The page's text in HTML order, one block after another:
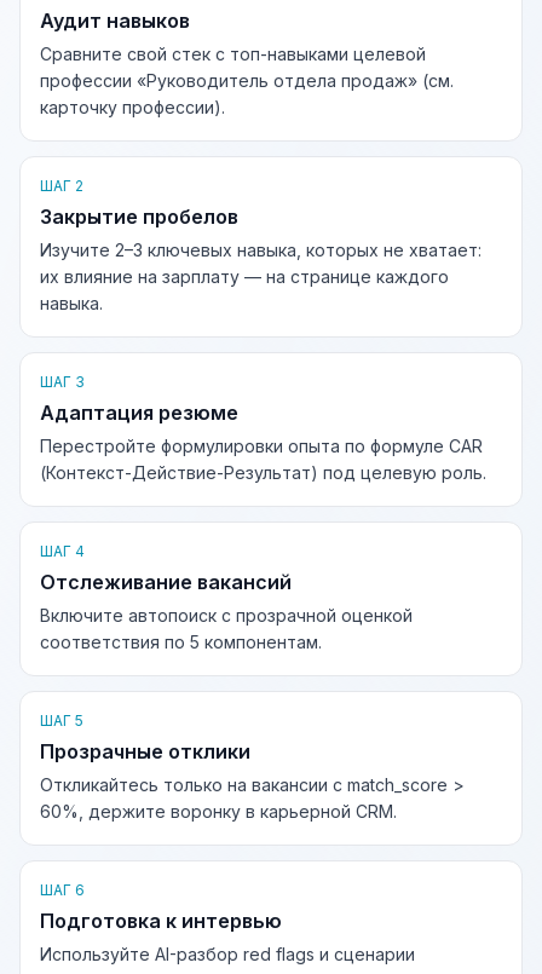
Аудит навыков
Сравните свой стек с топ-навыками целевой
профессии «Руководитель отдела продаж» (см.
карточку профессии).
ШАГ 2
Закрытие пробелов
Изучите 2–3 ключевых навыка, которых не хватает:
их влияние на зарплату — на странице каждого
навыка.
ШАГ 3
Адаптация резюме
Перестройте формулировки опыта по формуле CAR
(Контекст-Действие-Результат) под целевую роль.
ШАГ 4
Отслеживание вакансий
Включите автопоиск с прозрачной оценкой
соответствия по 5 компонентам.
ШАГ 5
Прозрачные отклики
Откликайтесь только на вакансии с match_score >
60%, держите воронку в карьерной CRM.
ШАГ 6
Подготовка к интервью
Используйте AI-разбор red flags и сценарии